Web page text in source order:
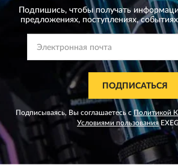
Подпишись, чтобы получать
предложениях, поступлениях,
ПОДПИСАТЬСЯ
Подписываясь, Вы соглашаетесь сПолитикой
Условиями пользования